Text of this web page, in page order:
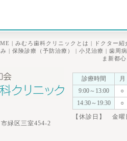
| みむろ歯科クリニックとは |
ドクター紹
| 保険診療（予防治療） | 小児治療 | 歯周
ま新都
市緑区三室454-2
診療時間
月
9:00～13:00
○
14:30～19:30
○
【休診日】 金曜